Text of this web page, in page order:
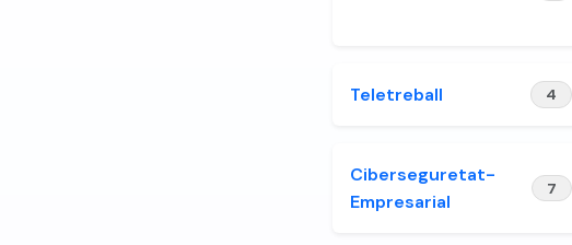
Teletreball 4
Ciberseguretat-
Empresarial
7